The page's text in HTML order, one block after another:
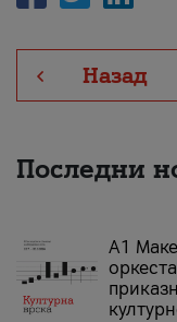
Назад
Последни
А1